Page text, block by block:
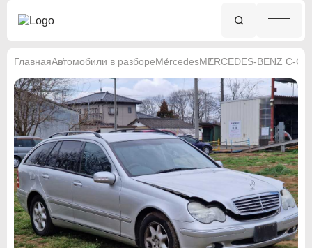
ГлавнаяАвтомобили в разбореMercedesMERCEDES-BENZ C-